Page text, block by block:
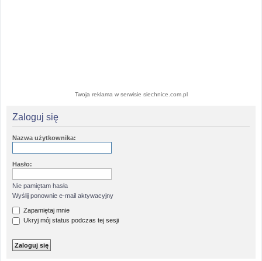
Twoja reklama w serwisie siechnice.com.pl
Zaloguj się
Nazwa użytkownika:
Hasło:
Nie pamiętam hasła
Wyślij ponownie e-mail aktywacyjny
Zapamiętaj mnie
Ukryj mój status podczas tej sesji